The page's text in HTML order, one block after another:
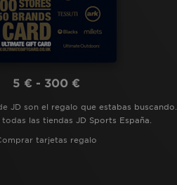
5 € - 300 €
JD son el regalo que estabas buscando.
todas las tiendas JD Sports España.
tarjetas regalo